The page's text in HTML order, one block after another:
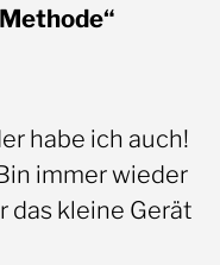
habe ich auch!
immer wieder
das kleine Gerät